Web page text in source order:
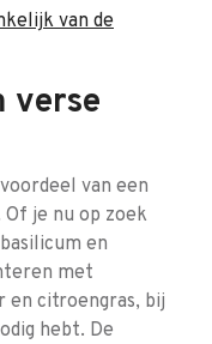
van de
verse
van een
je nu op zoek
en
met
en citroengras, bij
hebt. De